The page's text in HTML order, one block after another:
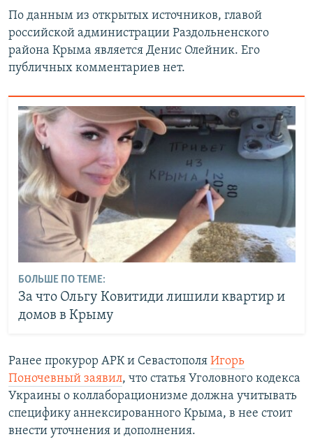
По данным из открытых источников, главой
российской администрации Раздольненского
района Крыма является Денис Олейник. Его
публичных комментариев нет.
БОЛЬШЕ ПО ТЕМЕ:
За что Ольгу Ковитиди лишили квартир и
домов в Крыму
Ранее прокурор АРК и Севастополя Игорь
Поночевный заявил, что статья Уголовного кодекса
Украины о коллаборационизме должна учитывать
специфику аннексированного Крыма, в нее стоит
внести уточнения и дополнения.